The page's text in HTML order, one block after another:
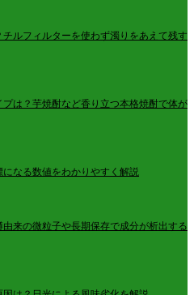
ルフィルターを使わず濁りをあえて残す
は？芋焼酎など香り立つ本格焼酎で体が
なる数値をわかりやすく解説
来の微粒子や長期保存で成分が析出する